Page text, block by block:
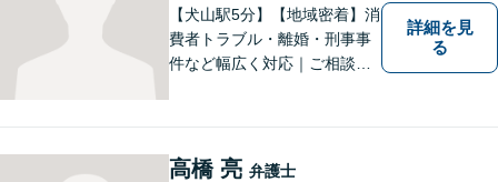
い。
【犬山駅5分】【地域密着】消
費者トラブル・離婚・刑事事
件など幅広く対応｜ご相談者
休日・時間外対応可】
詳細を見
る
高橋 亮 弁護士